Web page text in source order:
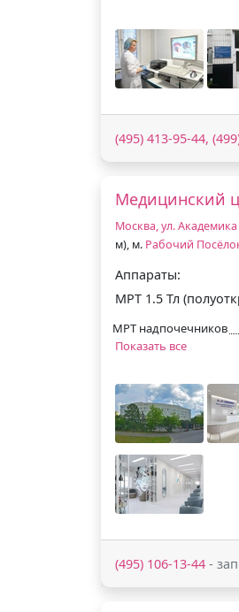
(495) 413-95-44,
Медицинский
Москва, ул.
м), м. Рабочий
Аппараты:
МРТ 1.5 Тл
МРТ надпочечников
Показать все
(495) 106-13-44 -